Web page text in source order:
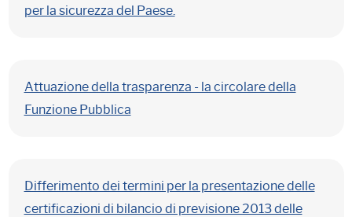
per la sicurezza del Paese.
Attuazione della trasparenza - la circolare della
Funzione Pubblica
Differimento dei termini per la presentazione delle
certificazioni di bilancio di previsione 2013 delle